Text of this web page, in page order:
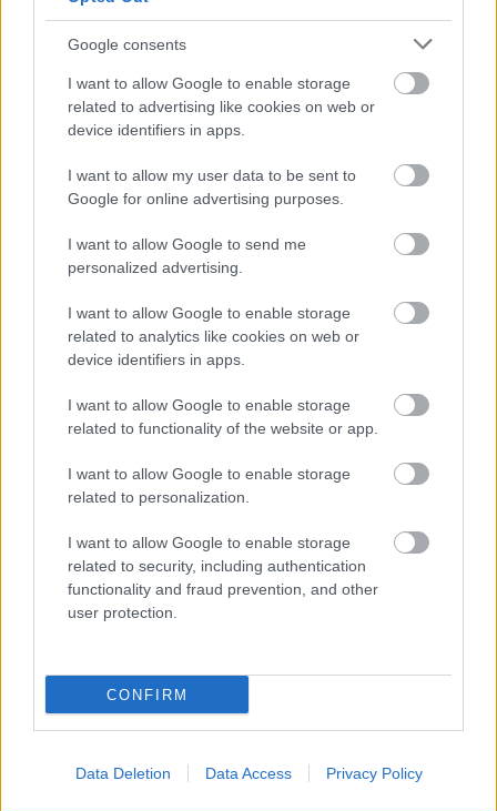
Google consents
I want to allow Google to enable storage
related to advertising like cookies on web or
device identifiers in apps.
I want to allow my user data to be sent to
Google for online advertising purposes.
I want to allow Google to send me
personalized advertising.
I want to allow Google to enable storage
related to analytics like cookies on web or
device identifiers in apps.
I want to allow Google to enable storage
related to functionality of the website or app.
I want to allow Google to enable storage
related to personalization.
I want to allow Google to enable storage
related to security, including authentication
functionality and fraud prevention, and other
user protection.
CONFIRM
Data Deletion Data Access Privacy Policy
24 óra
Orvos figyelmeztet: ezt az apró reggeli tünetet ne
söpörd a szőnyeg alá
Ezért párásodik be állandóan az ablak – egyszerűbb a
megoldás, mint gondolnád